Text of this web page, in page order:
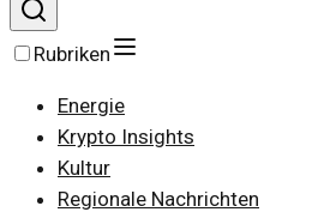
Rubriken
Energie
Krypto Insights
Kultur
Regionale Nachrichten